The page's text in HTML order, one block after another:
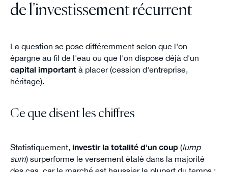
de l'investissement récurrent
La question se pose différemment selon que l'on
épargne au fil de l'eau ou que l'on dispose déjà d'un
capital importantà placer (cession d'entreprise,
héritage).
Ce que disent les chiffres
Statistiquement, investir la totalité d'un coup(lump
sum) surperforme le versement étalé dans la majorité